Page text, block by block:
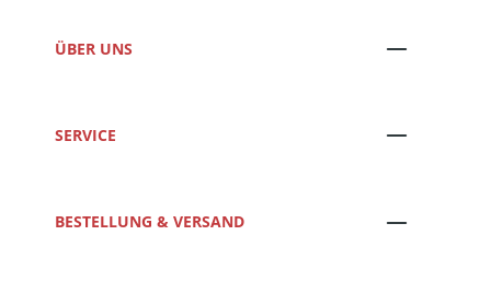
ÜBER UNS
SERVICE
BESTELLUNG & VERSAND